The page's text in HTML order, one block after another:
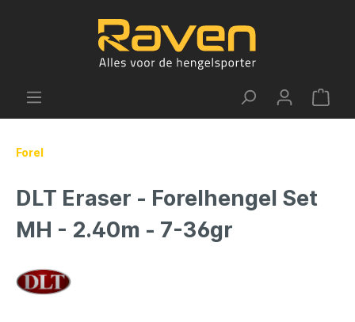
Forel
DLT Eraser - Forelhengel Set
MH - 2.40m - 7-36gr